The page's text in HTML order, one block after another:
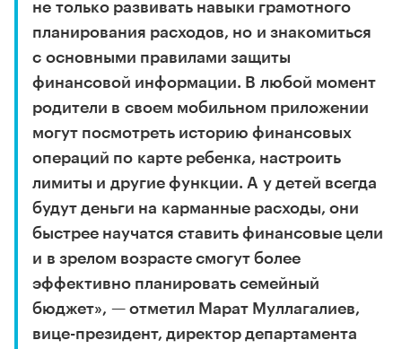
не только развивать навыки грамотного
планирования расходов, но и знакомиться
с основными правилами защиты
финансовой информации. В любой момент
родители в своем мобильном приложении
могут посмотреть историю финансовых
операций по карте ребенка, настроить
лимиты и другие функции. А у детей всегда
будут деньги на карманные расходы, они
быстрее научатся ставить финансовые цели
и в зрелом возрасте смогут более
эффективно планировать семейный
бюджет», — отметил Марат Муллагалиев,
вице-президент, директор департамента